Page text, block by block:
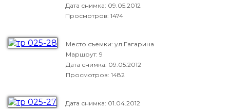
Дата снимка: 09.05.2012
Просмотров: 1474
Место съемки: ул.Гагарина
Маршрут: 9
Дата снимка: 09.05.2012
Просмотров: 1482
Дата снимка: 01.04.2012